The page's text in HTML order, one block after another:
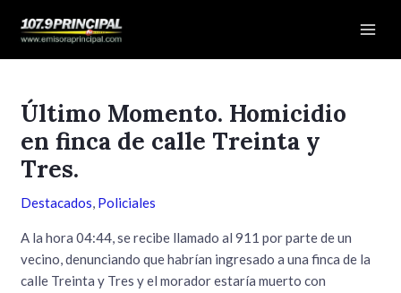
Último Momento. Homicidio
en finca de calle Treinta y
Tres.
Destacados, Policiales
A la hora 04:44, se recibe llamado al 911 por parte de un
vecino, denunciando que habrían ingresado a una finca de la
calle Treinta y Tres y el morador estaría muerto con
de